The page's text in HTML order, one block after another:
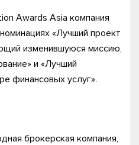
Awards Asia компания
«Лучший проект
изменившуюся миссию,
и «Лучший
финансовых услуг».
брокерская компания,